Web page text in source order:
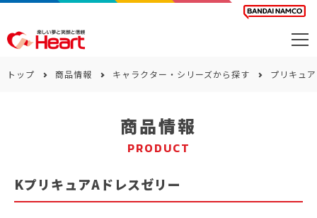
サステナビリティ
トップ 商品情報 キャラクター・シリーズから探す プリキュ
商品情報
PRODUCT
KプリキュアAドレスゼリー